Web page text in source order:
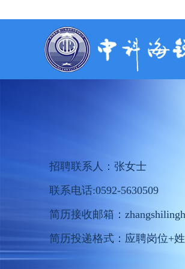
招聘联系人：张女士
联系电话:0592-5630509
简历接收邮箱：
简历投递格式：应聘岗位+